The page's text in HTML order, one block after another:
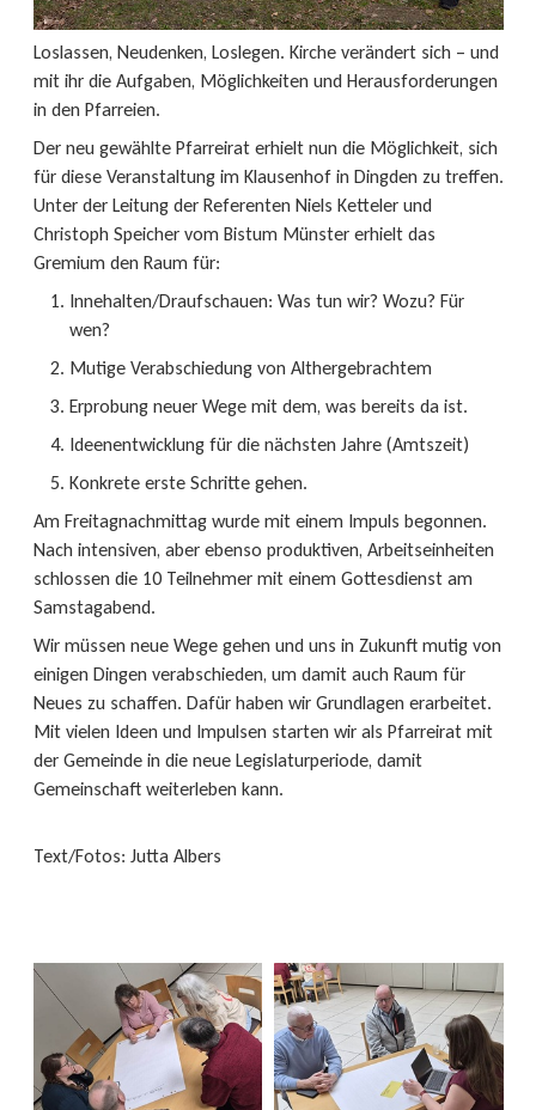
Loslassen, Neudenken, Loslegen. Kirche verändert sich – und
mit ihr die Aufgaben, Möglichkeiten und Herausforderungen
in den Pfarreien.
Der neu gewählte Pfarreirat erhielt nun die Möglichkeit, sich
für diese Veranstaltung im Klausenhof in Dingden zu treffen.
Unter der Leitung der Referenten Niels Ketteler und
Christoph Speicher vom Bistum Münster erhielt das
Gremium den Raum für:
Innehalten/Draufschauen: Was tun wir? Wozu? Für
wen?
Mutige Verabschiedung von Althergebrachtem
Erprobung neuer Wege mit dem, was bereits da ist.
Ideenentwicklung für die nächsten Jahre (Amtszeit)
Konkrete erste Schritte gehen.
Am Freitagnachmittag wurde mit einem Impuls begonnen.
Nach intensiven, aber ebenso produktiven, Arbeitseinheiten
schlossen die 10 Teilnehmer mit einem Gottesdienst am
Samstagabend.
Wir müssen neue Wege gehen und uns in Zukunft mutig von
einigen Dingen verabschieden, um damit auch Raum für
Neues zu schaffen. Dafür haben wir Grundlagen erarbeitet.
Mit vielen Ideen und Impulsen starten wir als Pfarreirat mit
der Gemeinde in die neue Legislaturperiode, damit
Gemeinschaft weiterleben kann.
Text/Fotos: Jutta Albers